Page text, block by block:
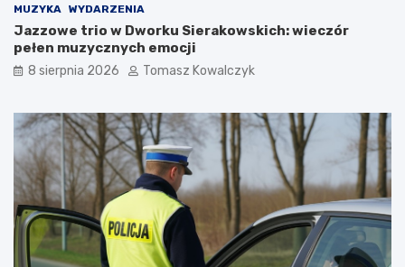
e
n
d
o
w
r
e
a
k
s
:
g
z
y
s
o
b
t
a
z
a
s
k
o
c
MUZYKA WYDARZENIA
Jazzowe trio w Dworku Sierakowskich: wieczór
pełen muzycznych emocji
8 sierpnia 2026 Tomasz Kowalczyk